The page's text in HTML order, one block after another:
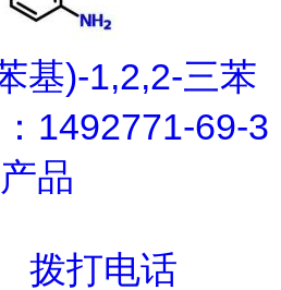
基)-1,2,2-三苯
1492771-69-3
品
拨打电话